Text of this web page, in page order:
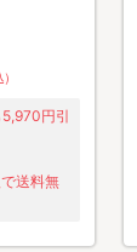
円引
送料無